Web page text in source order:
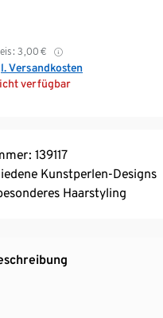
3,00 €
Versandkosten
verfügbar
139117
Kunstperlen-Designs
Haarstyling